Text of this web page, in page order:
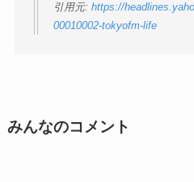
引用元: https://
00010002-tokyofm-life
みんなのコメント